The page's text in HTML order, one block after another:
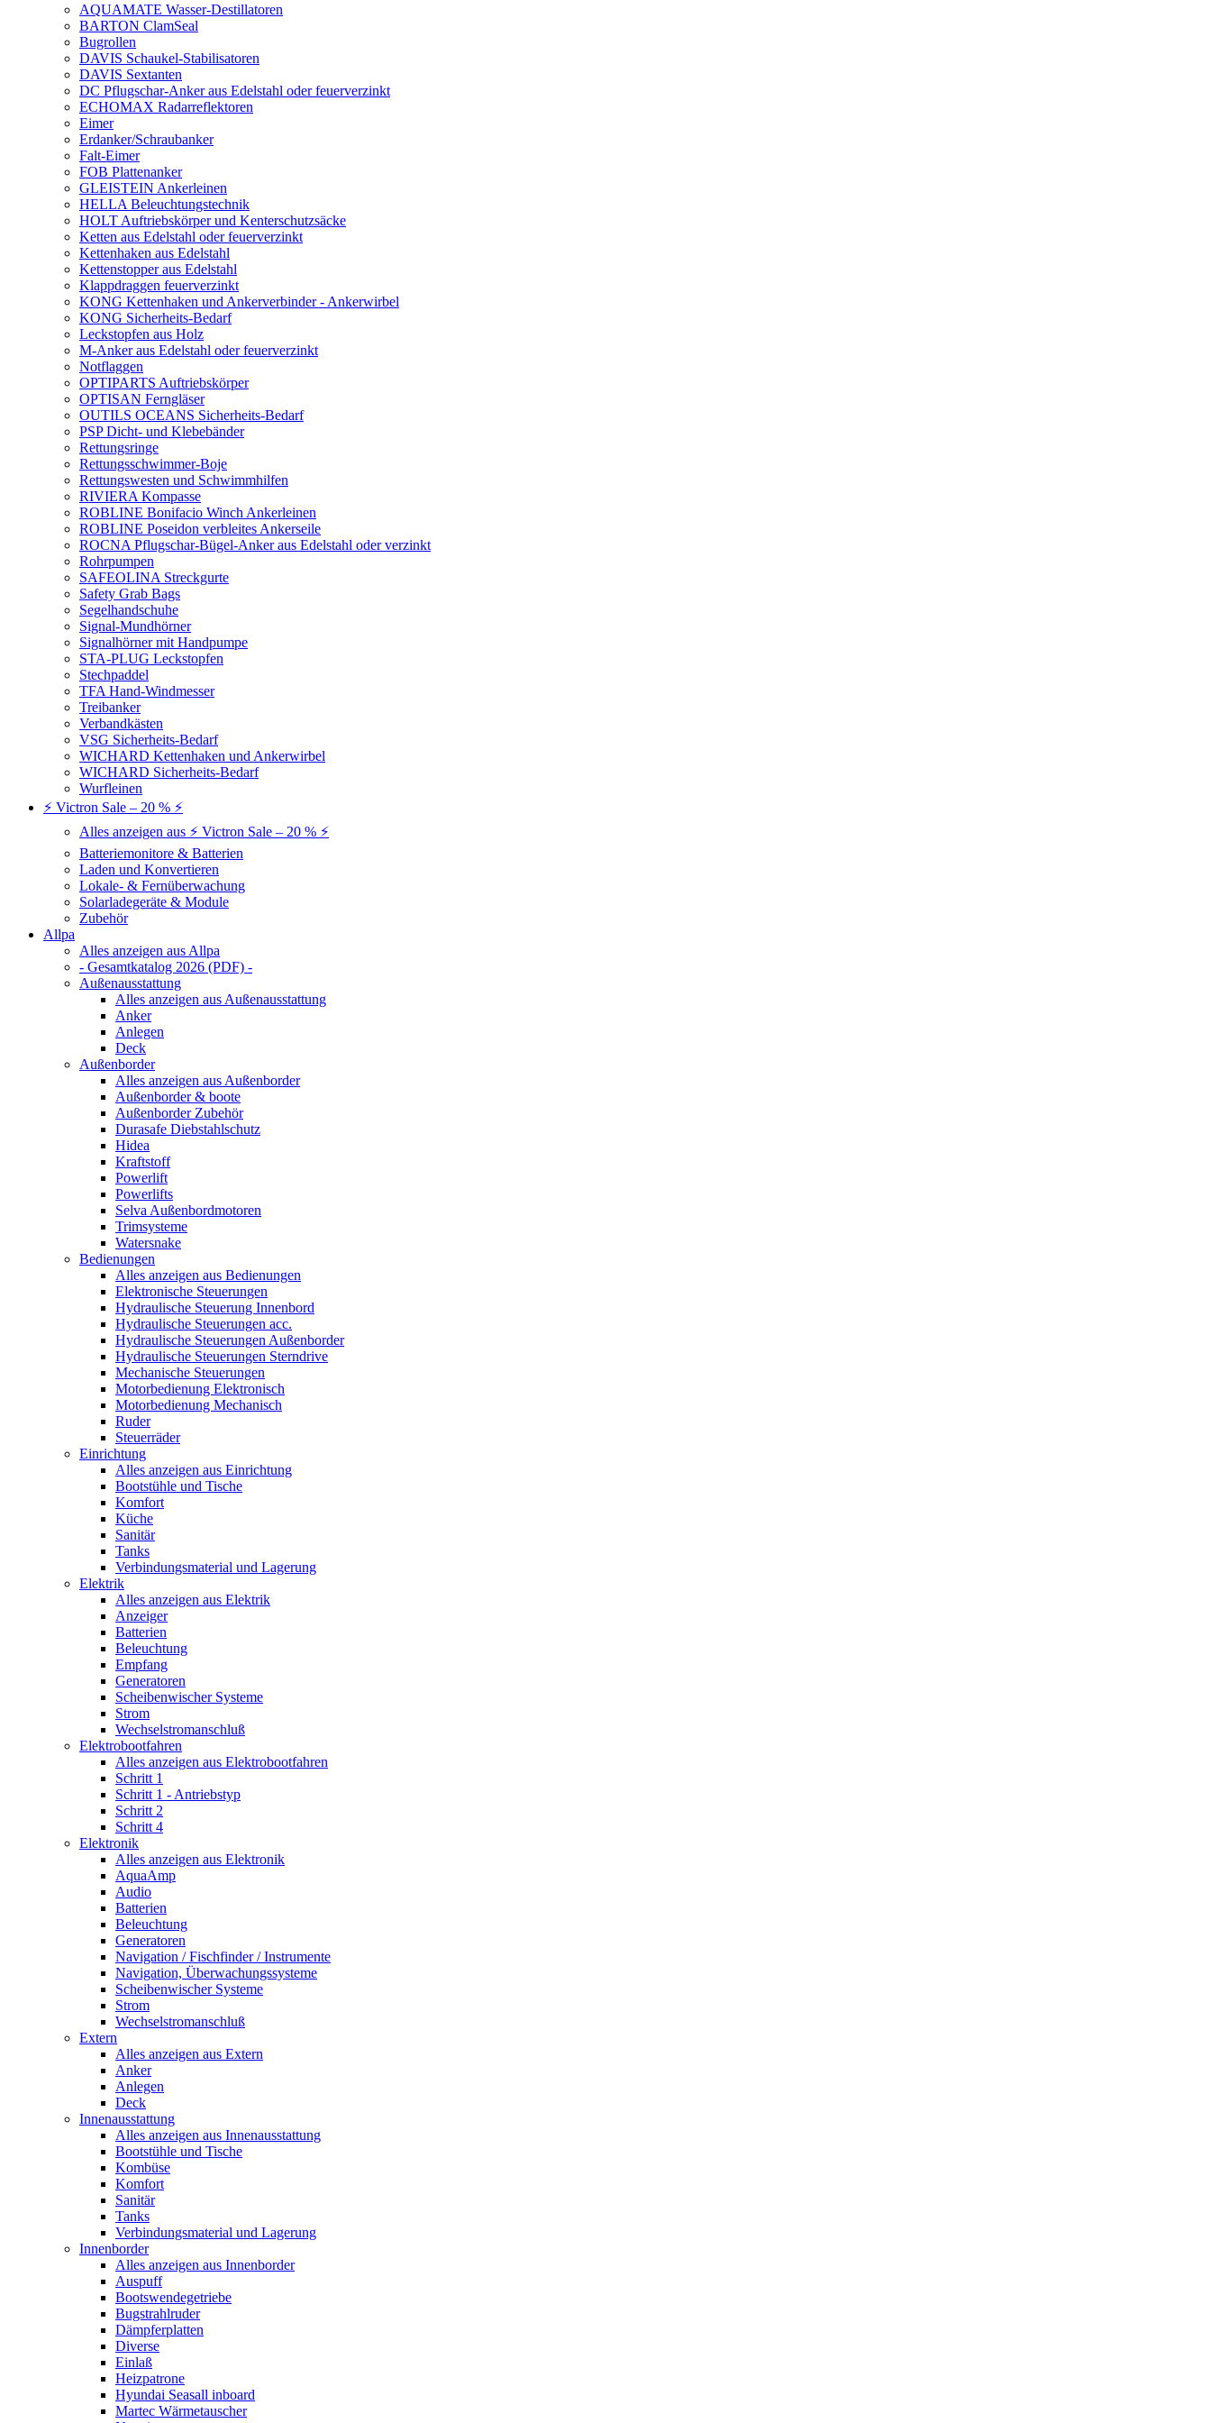
AQUAMATE Wasser-Destillatoren
BARTON ClamSeal
Bugrollen
DAVIS Schaukel-Stabilisatoren
DAVIS Sextanten
DC Pflugschar-Anker aus Edelstahl oder feuerverzinkt
ECHOMAX Radarreflektoren
Eimer
Erdanker/Schraubanker
Falt-Eimer
FOB Plattenanker
GLEISTEIN Ankerleinen
HELLA Beleuchtungstechnik
HOLT Auftriebskörper und Kenterschutzsäcke
Ketten aus Edelstahl oder feuerverzinkt
Kettenhaken aus Edelstahl
Kettenstopper aus Edelstahl
Klappdraggen feuerverzinkt
KONG Kettenhaken und Ankerverbinder - Ankerwirbel
KONG Sicherheits-Bedarf
Leckstopfen aus Holz
M-Anker aus Edelstahl oder feuerverzinkt
Notflaggen
OPTIPARTS Auftriebskörper
OPTISAN Ferngläser
OUTILS OCEANS Sicherheits-Bedarf
PSP Dicht- und Klebebänder
Rettungsringe
Rettungsschwimmer-Boje
Rettungswesten und Schwimmhilfen
RIVIERA Kompasse
ROBLINE Bonifacio Winch Ankerleinen
ROBLINE Poseidon verbleites Ankerseile
ROCNA Pflugschar-Bügel-Anker aus Edelstahl oder verzinkt
Rohrpumpen
SAFEOLINA Streckgurte
Safety Grab Bags
Segelhandschuhe
Signal-Mundhörner
Signalhörner mit Handpumpe
STA-PLUG Leckstopfen
Stechpaddel
TFA Hand-Windmesser
Treibanker
Verbandkästen
VSG Sicherheits-Bedarf
WICHARD Kettenhaken und Ankerwirbel
WICHARD Sicherheits-Bedarf
Wurfleinen
⚡ Victron Sale – 20 % ⚡
Alles anzeigen aus ⚡ Victron Sale – 20 % ⚡
Batteriemonitore & Batterien
Laden und Konvertieren
Lokale- & Fernüberwachung
Solarladegeräte & Module
Zubehör
Allpa
Alles anzeigen aus Allpa
- Gesamtkatalog 2026 (PDF) -
Außenausstattung
Alles anzeigen aus Außenausstattung
Anker
Anlegen
Deck
Außenborder
Alles anzeigen aus Außenborder
Außenborder & boote
Außenborder Zubehör
Durasafe Diebstahlschutz
Hidea
Kraftstoff
Powerlift
Powerlifts
Selva Außenbordmotoren
Trimsysteme
Watersnake
Bedienungen
Alles anzeigen aus Bedienungen
Elektronische Steuerungen
Hydraulische Steuerung Innenbord
Hydraulische Steuerungen acc.
Hydraulische Steuerungen Außenborder
Hydraulische Steuerungen Sterndrive
Mechanische Steuerungen
Motorbedienung Elektronisch
Motorbedienung Mechanisch
Ruder
Steuerräder
Einrichtung
Alles anzeigen aus Einrichtung
Bootstühle und Tische
Komfort
Küche
Sanitär
Tanks
Verbindungsmaterial und Lagerung
Elektrik
Alles anzeigen aus Elektrik
Anzeiger
Batterien
Beleuchtung
Empfang
Generatoren
Scheibenwischer Systeme
Strom
Wechselstromanschluß
Elektrobootfahren
Alles anzeigen aus Elektrobootfahren
Schritt 1
Schritt 1 - Antriebstyp
Schritt 2
Schritt 4
Elektronik
Alles anzeigen aus Elektronik
AquaAmp
Audio
Batterien
Beleuchtung
Generatoren
Navigation / Fischfinder / Instrumente
Navigation, Überwachungssysteme
Scheibenwischer Systeme
Strom
Wechselstromanschluß
Extern
Alles anzeigen aus Extern
Anker
Anlegen
Deck
Innenausstattung
Alles anzeigen aus Innenausstattung
Bootstühle und Tische
Kombüse
Komfort
Sanitär
Tanks
Verbindungsmaterial und Lagerung
Innenborder
Alles anzeigen aus Innenborder
Auspuff
Bootswendegetriebe
Bugstrahlruder
Dämpferplatten
Diverse
Einlaß
Heizpatrone
Hyundai Seasall inboard
Martec Wärmetauscher